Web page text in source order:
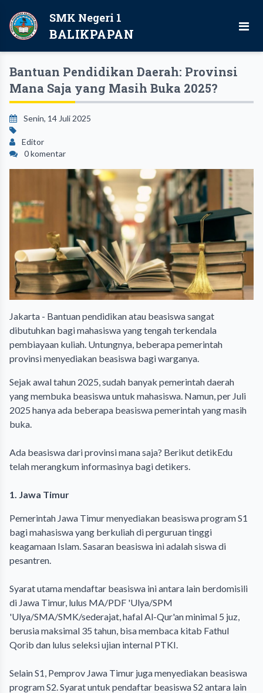
SMK Negeri 1
BALIKPAPAN
Bantuan Pendidikan Daerah: Provinsi
Mana Saja yang Masih Buka 2025?
Senin, 14 Juli 2025
Editor
0 komentar
Jakarta - Bantuan pendidikan atau beasiswa sangat
dibutuhkan bagi mahasiswa yang tengah terkendala
pembiayaan kuliah. Untungnya, beberapa pemerintah
provinsi menyediakan beasiswa bagi warganya.
Sejak awal tahun 2025, sudah banyak pemerintah daerah
yang membuka beasiswa untuk mahasiswa. Namun, per Juli
2025 hanya ada beberapa beasiswa pemerintah yang masih
buka.
Ada beasiswa dari provinsi mana saja? Berikut detikEdu
telah merangkum informasinya bagi detikers.
1. Jawa Timur
Pemerintah Jawa Timur menyediakan beasiswa program S1
bagi mahasiswa yang berkuliah di perguruan tinggi
keagamaan Islam. Sasaran beasiswa ini adalah siswa di
pesantren.
Syarat utama mendaftar beasiswa ini antara lain berdomisili
di Jawa Timur, lulus MA/PDF 'Ulya/SPM
'Ulya/SMA/SMK/sederajat, hafal Al-Qur'an minimal 5 juz,
berusia maksimal 35 tahun, bisa membaca kitab Fathul
Qorib dan lulus seleksi ujian internal PTKI.
Selain S1, Pemprov Jawa Timur juga menyediakan beasiswa
program S2. Syarat untuk pendaftar beasiswa S2 antara lain